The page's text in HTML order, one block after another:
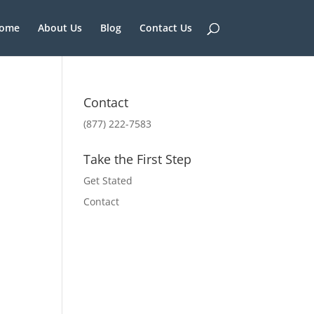
About Us Blog Contact Us
Contact
(877) 222-7583
Take the First Step
Get Stated
Contact